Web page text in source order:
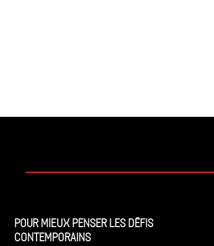
Pour mieux penser les défis
contemporains